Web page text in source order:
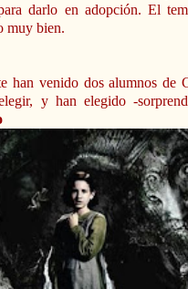
darlo en adopción. El
muy bien.
han venido dos alumnos de
y han elegido -